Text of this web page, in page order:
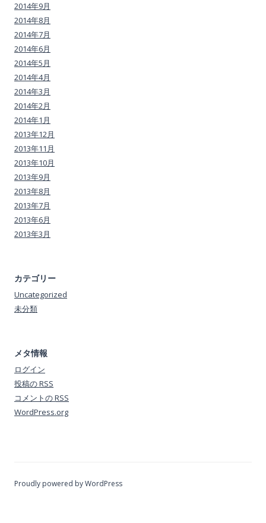
2014年9月
2014年8月
2014年7月
2014年6月
2014年5月
2014年4月
2014年3月
2014年2月
2014年1月
2013年12月
2013年11月
2013年10月
2013年9月
2013年8月
2013年7月
2013年6月
2013年3月
カテゴリー
Uncategorized
未分類
メタ情報
ログイン
投稿のRSS
コメントのRSS
WordPress.org
Proudly powered by WordPress